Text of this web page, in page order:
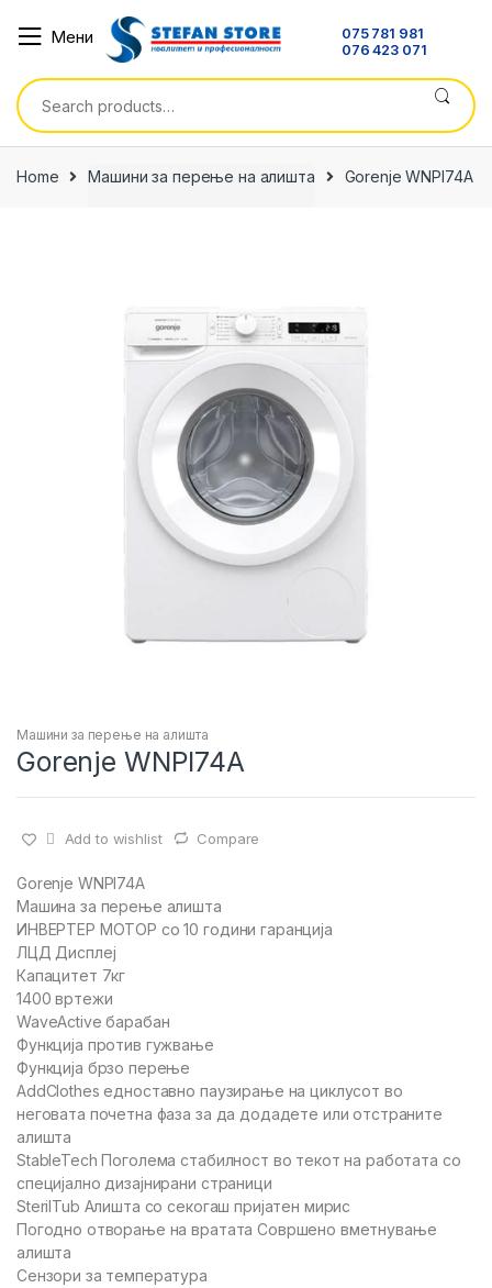
Мени
075 781 981
076 423 071
Search
for:
Home Машини за перење на алишта Gorenje WNPI74A
Машини за перење на алишта
Gorenje WNPI74A
Add to wishlist Compare
Gorenje WNPI74A
Машина за перење алишта
ИНВЕРТЕР МОТОР со 10 години гаранција
ЛЦД Дисплеј
Капацитет 7кг
1400 вртежи
WaveActive барабан
Функција против гужвање
Функција брзо перење
AddClothes едноставно паузирање на циклусот во
неговата почетна фаза за да додадете или отстраните
алишта
StableTech Поголема стабилност во текот на работата со
специјално дизајнирани страници
SterilTub Алишта со секогаш пријатен мирис
Погодно отворање на вратата Совршено вметнување
алишта
Сензори за температура